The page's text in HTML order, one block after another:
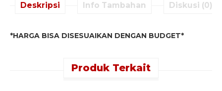
Deskripsi Info Tambahan Diskusi (0)
*HARGA BISA DISESUAIKAN DENGAN BUDGET*
Produk Terkait
Quick Order -